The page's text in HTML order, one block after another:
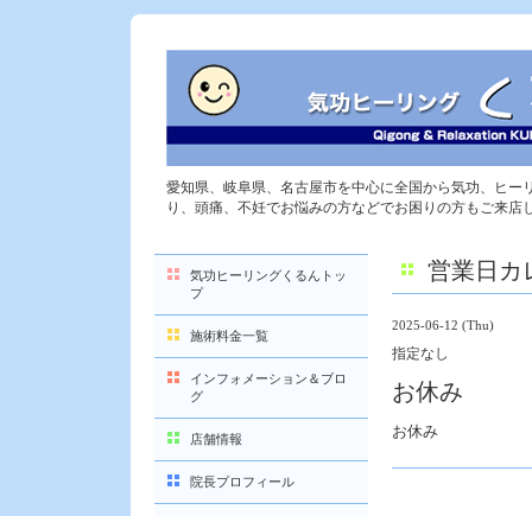
愛知県、岐阜県、名古屋市を中心に全国から気功、ヒー
り、頭痛、不妊でお悩みの方などでお困りの方もご来店
営業日カ
2025-06-12 (Thu)
指定なし
お休み
お休み
気功ヒーリングくるんトッ
プ
施術料金一覧
インフォメーション＆ブロ
グ
店舗情報
院長プロフィール